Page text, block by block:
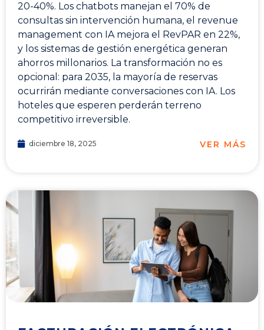
20-40%. Los chatbots manejan el 70% de
consultas sin intervención humana, el revenue
management con IA mejora el RevPAR en 22%,
y los sistemas de gestión energética generan
ahorros millonarios. La transformación no es
opcional: para 2035, la mayoría de reservas
ocurrirán mediante conversaciones con IA. Los
hoteles que esperen perderán terreno
competitivo irreversible.
diciembre 18, 2025 VER MÁS